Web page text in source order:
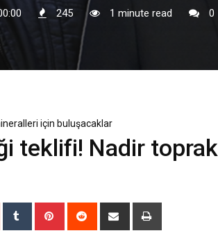
245 1 minute read 0
için buluşacaklar
teklifi! Nadir toprak
StumbleUpon
Tumblr Pinterest Reddit
Share